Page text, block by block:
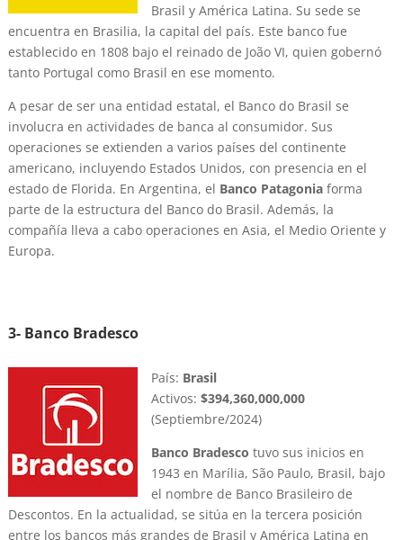
Brasil y América Latina. Su sede se
encuentra en Brasilia, la capital del país. Este banco fue
establecido en 1808 bajo el reinado de João VI, quien gobernó
tanto Portugal como Brasil en ese momento.
A pesar de ser una entidad estatal, el Banco do Brasil se
involucra en actividades de banca al consumidor. Sus
operaciones se extienden a varios países del continente
americano, incluyendo Estados Unidos, con presencia en el
estado de Florida. En Argentina, el Banco Patagoniaforma
parte de la estructura del Banco do Brasil. Además, la
compañía lleva a cabo operaciones en Asia, el Medio Oriente y
Europa.
3- Banco Bradesco
País: Brasil
Activos: $394,360,000,000
(Septiembre/2024)
Banco Bradesco tuvo sus inicios en
1943 en Marília, São Paulo, Brasil, bajo
el nombre de Banco Brasileiro de
Descontos. En la actualidad, se sitúa en la tercera posición
entre los bancos más grandes de Brasil y América Latina en